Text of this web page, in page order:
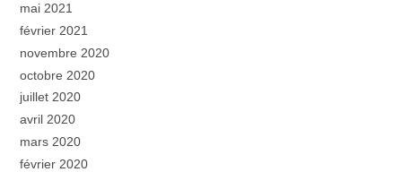
mai 2021
février 2021
novembre 2020
octobre 2020
juillet 2020
avril 2020
mars 2020
février 2020